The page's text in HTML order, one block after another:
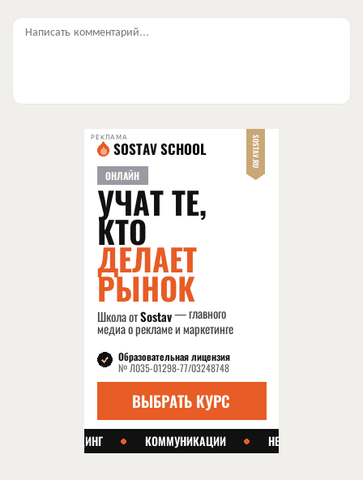
Написать комментарий...
РЕКЛАМА